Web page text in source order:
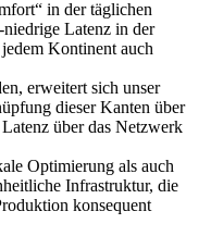
in der täglichen
Latenz in der
Kontinent auch
erweitert sich unser
dieser Kanten über
über das Netzwerk
Optimierung als auch
Infrastruktur, die
konsequent